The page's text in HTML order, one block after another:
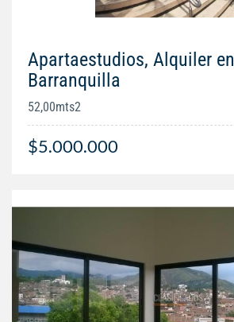
Apartaestudios, Alquiler en
Barranquilla
52,00mts2
$5.000.000